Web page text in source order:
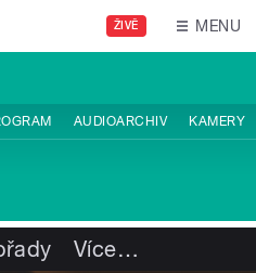
ŽIVĚ MENU
AUDIOARCHIV KAMERY
Více…